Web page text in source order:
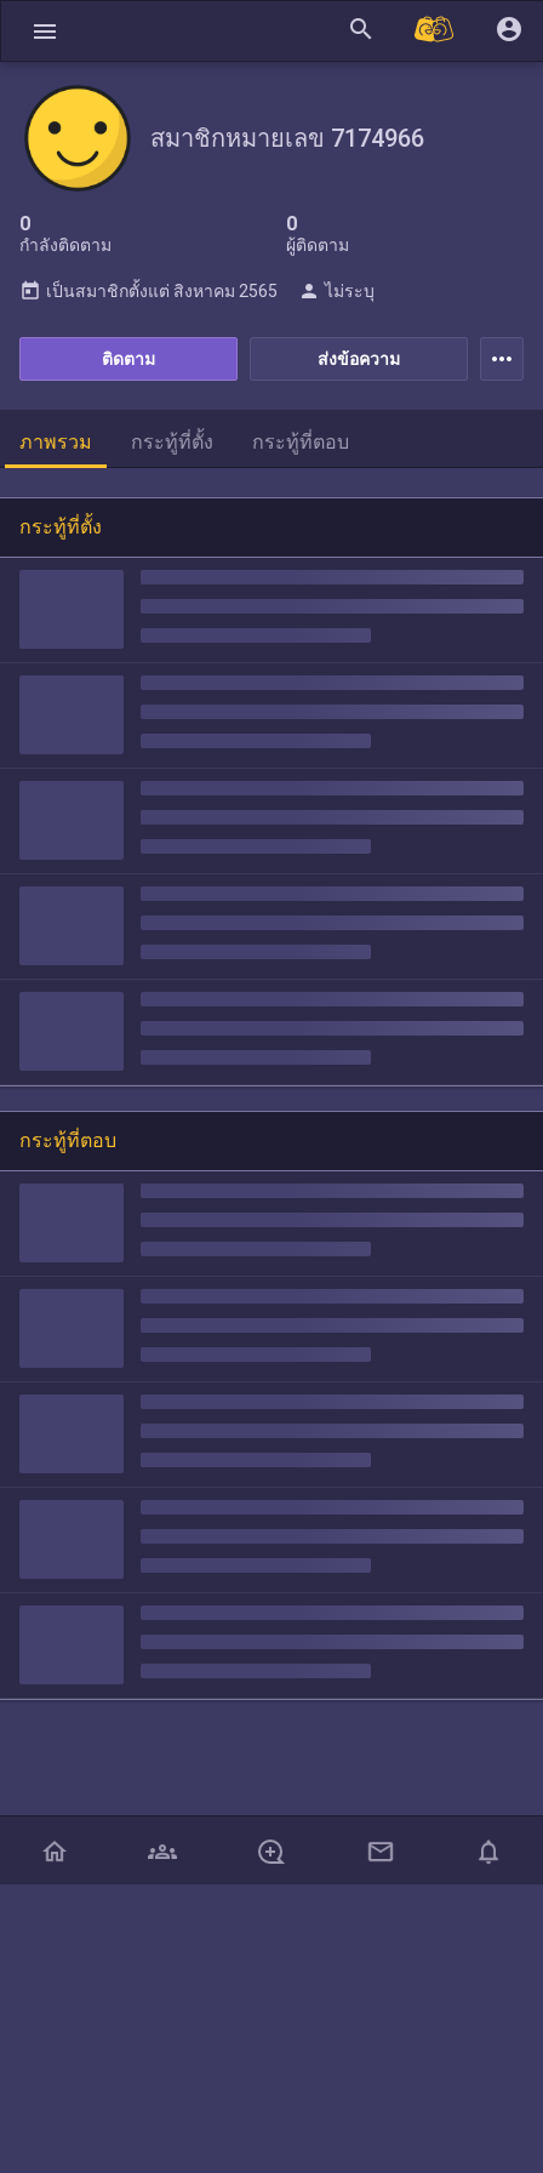
menu search account_circle
สมาชิกหมายเลข 7174966
0
กำลังติดตาม
0
ผู้ติดตาม
ส่งข้อความ
ติดตาม
today เป็นสมาชิกตั้งแต่ สิงหาคม 2565 person ไม่ระบุ
more_horiz
ภาพรวม กระทู้ที่ตั้ง กระทู้ที่ตอบ
กระทู้ที่ตั้ง
กระทู้ที่ตอบ